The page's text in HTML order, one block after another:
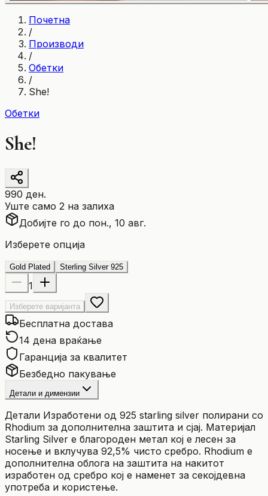
Почетна
/
Производи
/
Обетки
/
She!
Обетки
She!
990 ден.
Уште само 2 на залиха
Добијте го до пон., 10 авг.
Изберете опција
Gold Plated Sterling Silver 925
1
Изберете варијанта
Бесплатна достава
14 дена враќање
Гаранција за квалитет
Безбедно пакување
Детали и димензии
Детали Изработени од 925 starling silver полирани со
Rhodium за дополнителна заштита и сјај. Материјал
Starling Silver е благороден метал кој е лесен за
носење и вклучува 92,5% чисто сребро. Rhodium е
дополнителна облога на заштита на накитот
изработен од сребро кој е наменет за секојдевна
употреба и користење.